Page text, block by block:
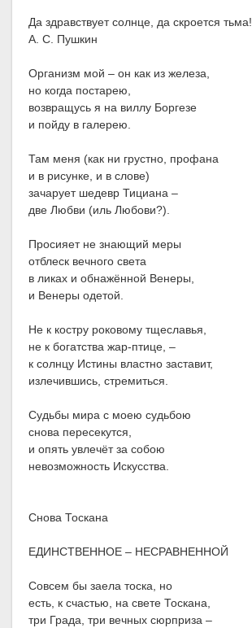
Да здравствует солнце, да скроется тьма!
А. С. Пушкин
Организм мой – он как из железа,
но когда постарею,
возвращусь я на виллу Боргезе
и пойду в галерею.
Там меня (как ни грустно, профана
и в рисунке, и в слове)
зачарует шедевр Тициана –
две Любви (иль Любови?).
Просияет не знающий меры
отблеск вечного света
в ликах и обнажённой Венеры,
и Венеры одетой.
Не к костру роковому тщеславья,
не к богатства жар-птице, –
к солнцу Истины властно заставит,
излечившись, стремиться.
Судьбы мира с моею судьбою
снова пересекутся,
и опять увлечёт за собою
невозможность Искусства.
Снова Тоскана
ЕДИНСТВЕННОЕ – НЕСРАВНЕННОЙ
Совсем бы заела тоска, но
есть, к счастью, на свете Тоскана,
три Града, три вечных сюрприза –